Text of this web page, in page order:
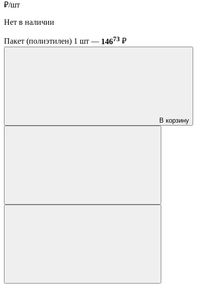
₽/шт
Нет в наличии
Пакет (полиэтилен) 1 шт — 14673 ₽
В корзину